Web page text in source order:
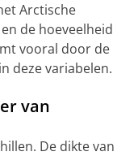
Arctische
de hoeveelheid
vooral door de
deze variabelen.
van
De dikte van